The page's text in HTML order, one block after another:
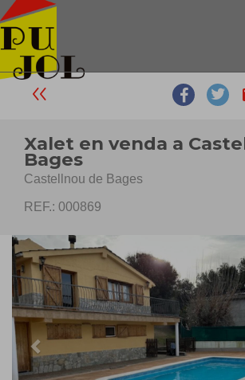
Xalet en venda a
Bages
Castellnou de Bages
REF.: 000869